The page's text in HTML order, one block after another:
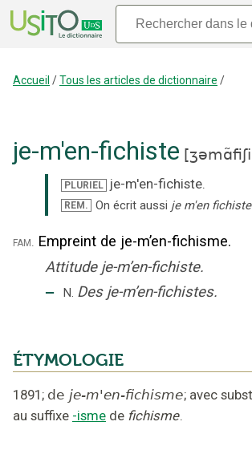
Accueil /Tous les articles de dictionnaire /
je-m'en-fichiste [
PLURIEL je-m'en-fichiste.
REM. On écrit aussi je m'en fichiste
fam. Empreint de je-m’en-fichisme.
Attitude je-m’en-fichiste.
‒ N. Des je-m’en-fichistes.
ÉTYMOLOGIE
1891 ; de je-m'en-fichisme; avec
au suffixe -isme de fichisme.